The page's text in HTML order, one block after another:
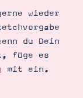
wieder
du Dein
füge es
mit ein.